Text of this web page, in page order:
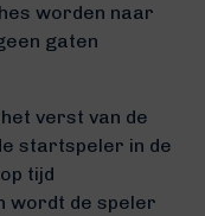
worden naar
gaten
verst van de
startspeler in de
tijd
wordt de speler